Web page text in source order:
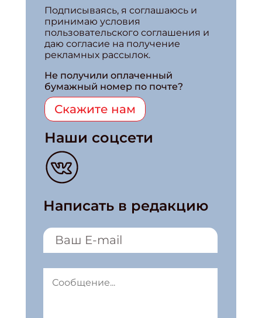
Подписываясь, я соглашаюсь и
принимаю условия
пользовательского соглашения и
даю согласие на получение
рекламных рассылок.
Не получили оплаченный
бумажный номер по почте?
Скажите нам
Наши соцсети
Написать в редакцию